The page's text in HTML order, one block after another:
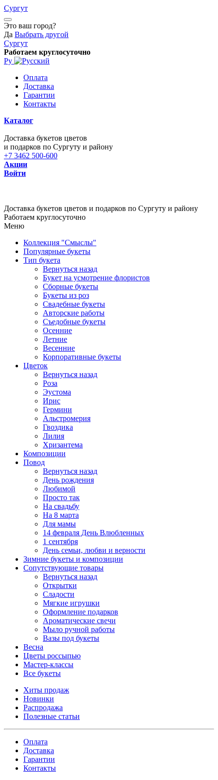
Сургут
Это ваш город?
Да Выбрать другой
Сургут
Работаем круглосуточно
Ру
Оплата
Доставка
Гарантии
Контакты
Каталог
Доставка букетов цветов
и подарков по Сургуту и району
+7 3462 500-600
Акции
Войти
Доставка букетов цветов и подарков по Сургуту и району
Работаем круглосуточно
Меню
Коллекция "Смыслы"
Популярные букеты
Тип букета
Вернуться назад
Букет на усмотрение флористов
Сборные букеты
Букеты из роз
Свадебные букеты
Авторские работы
Съедобные букеты
Осенние
Летние
Весенние
Корпоративные букеты
Цветок
Вернуться назад
Роза
Эустома
Ирис
Гермини
Альстромерия
Гвоздика
Лилия
Хризантема
Композиции
Повод
Вернуться назад
День рождения
Любимой
Просто так
На свадьбу
На 8 марта
Для мамы
14 февраля День Влюбленных
1 сентября
День семьи, любви и верности
Зимние букеты и композиции
Сопутствующие товары
Вернуться назад
Открытки
Сладости
Мягкие игрушки
Оформление подарков
Ароматические свечи
Мыло ручной работы
Вазы под букеты
Весна
Цветы россыпью
Мастер-классы
Все букеты
Хиты продаж
Новинки
Распродажа
Полезные статьи
Оплата
Доставка
Гарантии
Контакты